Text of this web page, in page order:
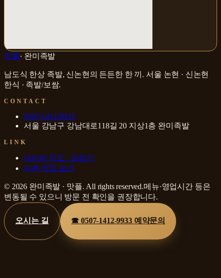
맛플· 완미족발
남도식 한상 족발, 신논현의 든든한 한 끼 .서울 논현 · 신논현
한식 · 족발/보쌈.
CONTACT
0507-1412-9933
서울 강남구 강남대로118길 20 지상1층 완미족발
LINK
네이버 지도 · 길찾기
다른 맛집 보기
© 2026 완미족발 · 맛플. All rights reserved.메뉴·영업시간 등은
변동될 수 있으니 방문 전 확인을 권장합니다.
오시는 길 ☎0507-1412-9933 예약문의